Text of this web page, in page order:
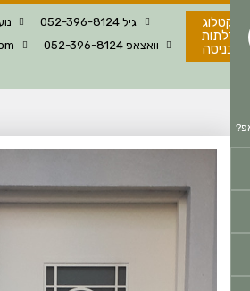
גיל 052-396-8124
נועם 052-396-8123
וואצאפ 052-396-8124